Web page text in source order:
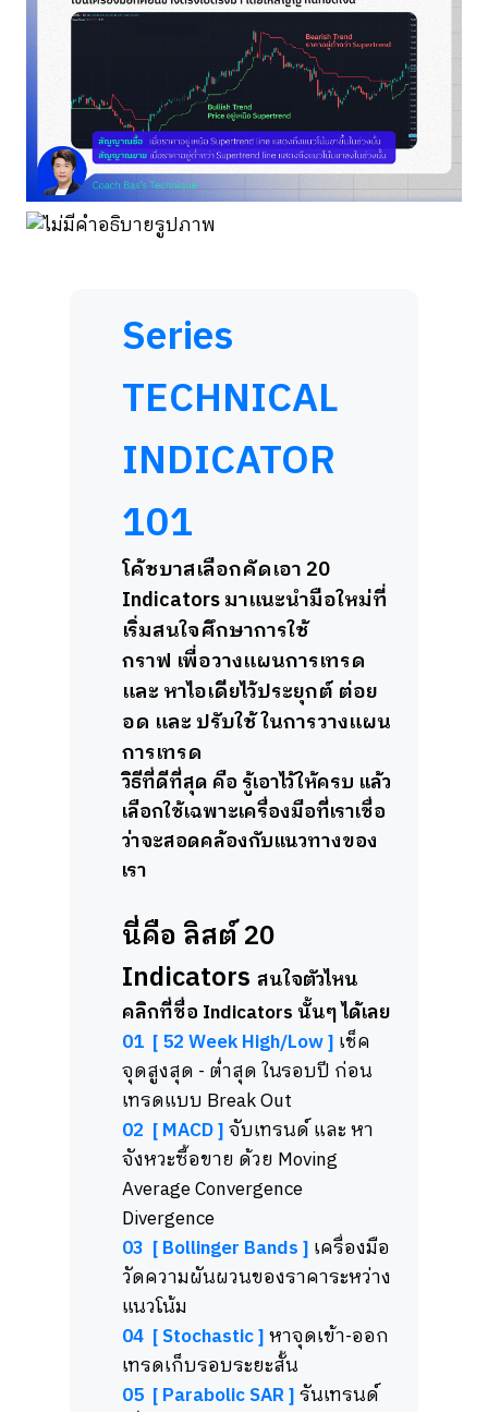
Series
TECHNICAL
INDICATOR
101
โค้ชบาสเลือกคัดเอา 20
Indicators มาแนะนำมือใหม่ที่
เริ่มสนใจศึกษาการใช้
กราฟ เพื่อวางแผนการเทรด
และ หาไอเดียไว้ประยุกต์ ต่อย
อด และ ปรับใช้ ในการวางแผน
การเทรด
วิธีที่ดีที่สุด คือ รู้เอาไว้ให้ครบ แล้ว
เลือกใช้เฉพาะเครื่องมือที่เราเชื่อ
ว่าจะสอดคล้องกับแนวทางของ
เรา
นี่คือ ลิสต์ 20
Indicators สนใจตัวไหน
คลิกที่ชื่อ Indicators นั้นๆ ได้เลย
01 [ 52 Week High/Low ] เช็ค
จุดสูงสุด - ต่ำสุด ในรอบปี ก่อน
เทรดแบบ Break Out
02 [ MACD ]จับเทรนด์ และ หา
จังหวะซื้อขาย ด้วย Moving
Average Convergence
Divergence
03 [ Bollinger Bands ] เครื่องมือ
วัดความผันผวนของราคาระหว่าง
แนวโน้ม
04 [ Stochastic ]หาจุดเข้า-ออก
เทรดเก็บรอบระยะสั้น
05 [ Parabolic SAR ]รันเทรนด์